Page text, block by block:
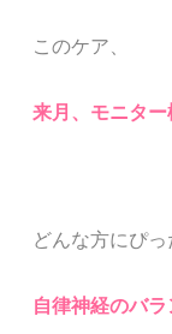
このケア、
来月、 モニタ
どんな方にぴ
自律神経のバ